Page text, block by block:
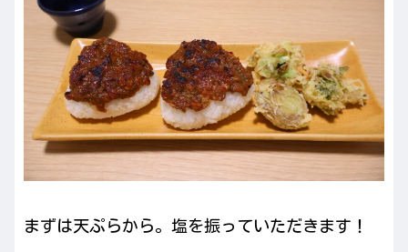
まずは天ぷらから。塩を振っていただきます！